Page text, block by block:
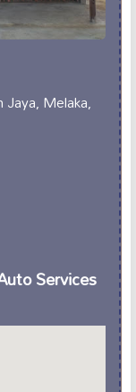
Melaka,
Services